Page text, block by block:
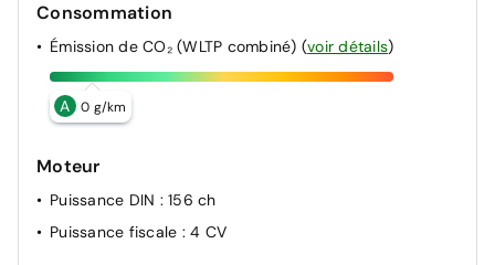
Consommation
Émission de CO₂ (WLTP combiné) (voir détails)
A 0 g/km
Moteur
Puissance DIN : 156 ch
Puissance fiscale : 4 CV